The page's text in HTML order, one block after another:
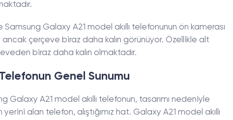
Galaxy A21 model akıllı telefonunun ön kamerası
çerçeve biraz daha kalın görünüyor. Özellikle alt
biraz daha kalın olmaktadır.
Genel Sunumu
A21 model akıllı telefonun, tasarımı nedeniyle
alan telefon, alıştığımız hat. Galaxy A21 model akıllı